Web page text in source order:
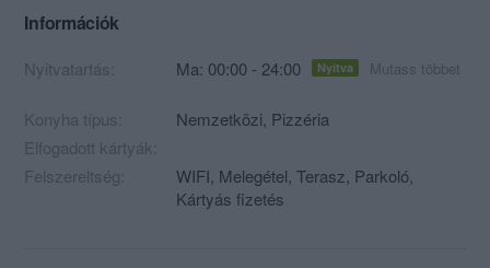
Információk
Nyitvatartás: Ma: 00:00 - 24:00 Nyitva Mutass többet
Konyha típus: Nemzetközi, Pizzéria
Elfogadott kártyák:
Felszereltség:
WIFI, Melegétel, Terasz, Parkoló,
Kártyás fizetés